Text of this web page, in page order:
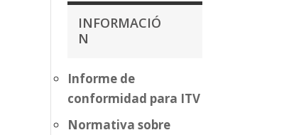
INFORMACIÓ
N
Informe de
conformidad para ITV
Normativa sobre